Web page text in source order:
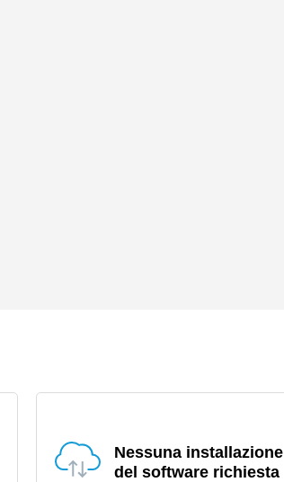
Nessuna installazione
del software richiesta